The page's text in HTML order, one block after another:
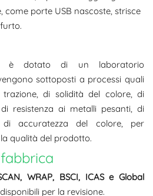
come porte USB nascoste, strisce
è dotato di un laboratorio
sottoposti a processi quali
di solidità del colore, di
resistenza ai metalli pesanti, di
di accuratezza del colore, per
qualità del prodotto.
WRAP, BSCI, ICAS e Global
per la revisione.